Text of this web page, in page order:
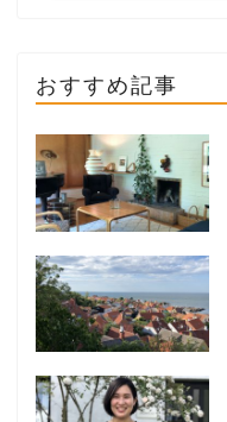
おすすめ記事